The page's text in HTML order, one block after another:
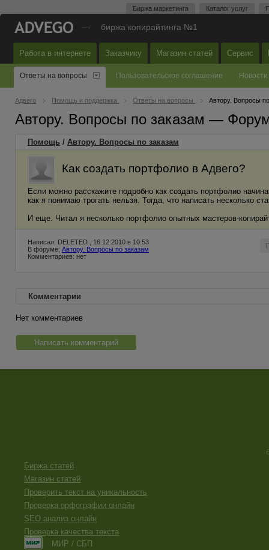
Биржа маркетинга Каталог услуг
— биржа копирайтинга №1
Работа в интернете Заказчику Магазин статей Сервис
Ответы на вопросы Пользовательское соглашение Новости
Адвего Помощь и поддержка Ответы на вопросы Автору. Вопросы
Автору. Вопросы по заказам —
Помощь / Автору. Вопросы по заказам
Как создать портфолио в Адвего?
Если можно расскажите подробно как создать портфолио
как я понимаю трогать нельзя. Тогда, что написать несколько
И еще. Читал я несколько портфолио опытных мастеров-
Написал: DELETED , 16.12.2010 в 10:53
В форуме: Автору. Вопросы по заказам
Комментариев: нет
Комментарии
Нет комментариев
Написать комментарий
Биржа статей
Магазин статей
Проверить текст на уникальность
Проверка орфографии онлайн
SEO анализ онлайн
Проверка качества текста
МИР / СБП